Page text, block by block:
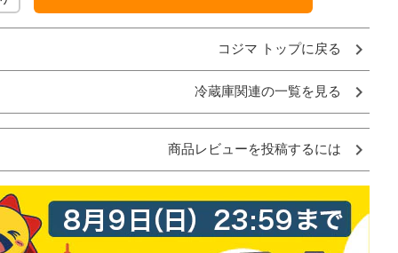
コジマ トップに戻る
冷蔵庫関連の一覧を見る
商品レビューを投稿するには